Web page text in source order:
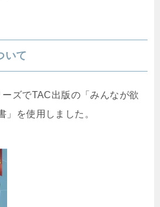
いて
ズでTAC出版の「みんなが欲
」を使用しました。